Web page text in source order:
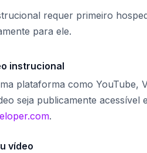
requer primeiro
para ele.
instrucional
plataforma como YouTube,
seja publicamente acessível
.
vídeo